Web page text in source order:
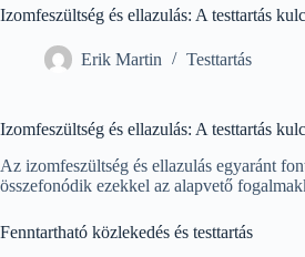
Izomfeszültség és ellazulás: A testtartás
Erik Martin Testtartás
Izomfeszültség és ellazulás: A testtartás
Az izomfeszültség és ellazulás egyaránt
összefonódik ezekkel az alapvető
Fenntartható közlekedés és testtartás